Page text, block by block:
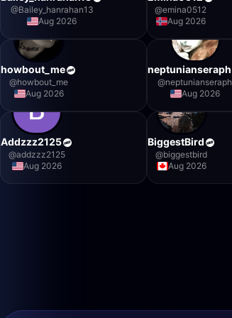
@Bailey_hanrahan13
Aug 2026
@emina0512
Aug 2026
howbout_me
@howbout_me
Aug 2026
neptunianseraph
@neptunianseraph
Aug 2026
Addzzz2125
@addzzz2125
Aug 2026
BiggestBird
@biggestbird
Aug 2026